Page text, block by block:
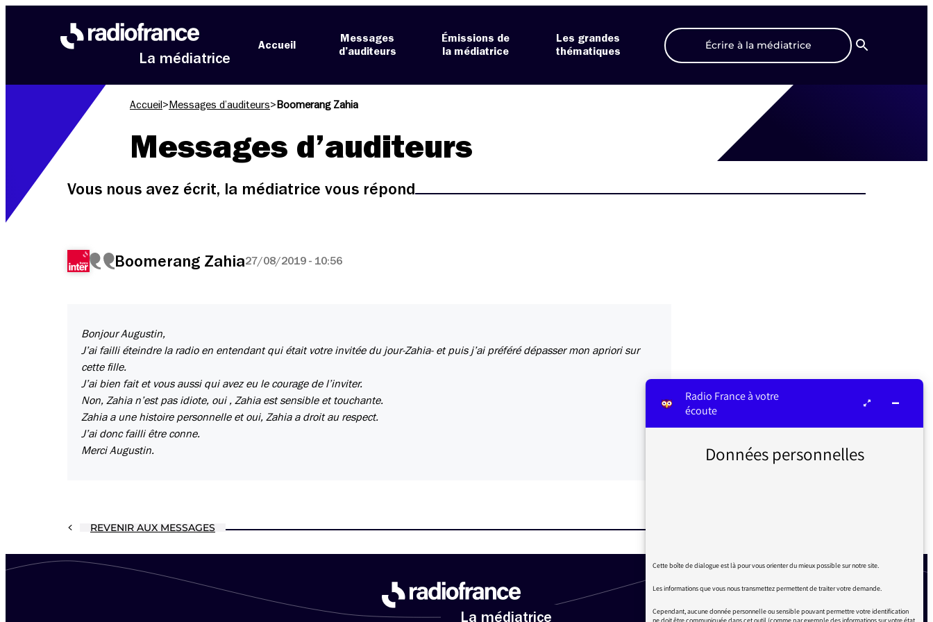
La médiatrice
Accueil
Messages
d’auditeurs
Émissions de
la médiatrice
Les grandes
thématiques
Écrire à la médiatrice
Recherche
Accueil > Messages d’auditeurs> Boomerang Zahia
Messages d’auditeurs
Vous nous avez écrit, la médiatrice vous répond
Boomerang Zahia27/08/2019 - 10:56
Bonjour Augustin,
J’ai failli éteindre la radio en entendant qui était votre invitée du jour-Zahia- et puis j’ai préféré dépasser mon apriori sur
cette fille.
J’ai bien fait et vous aussi qui avez eu le courage de l’inviter.
Non, Zahia n’est pas idiote, oui , Zahia est sensible et touchante.
Zahia a une histoire personnelle et oui, Zahia a droit au respect.
J’ai donc failli être conne.
Merci Augustin.
REVENIR AUX MESSAGES
La médiatrice
Radio France à votre
écoute
Données personnelles
Cette boîte de dialogue est là pour vous orienter du mieux possible sur notre site.
Les informations que vous nous transmettez permettent de traiter votre demande.
Cependant, aucune donnée personnelle ou sensible pouvant permettre votre identification